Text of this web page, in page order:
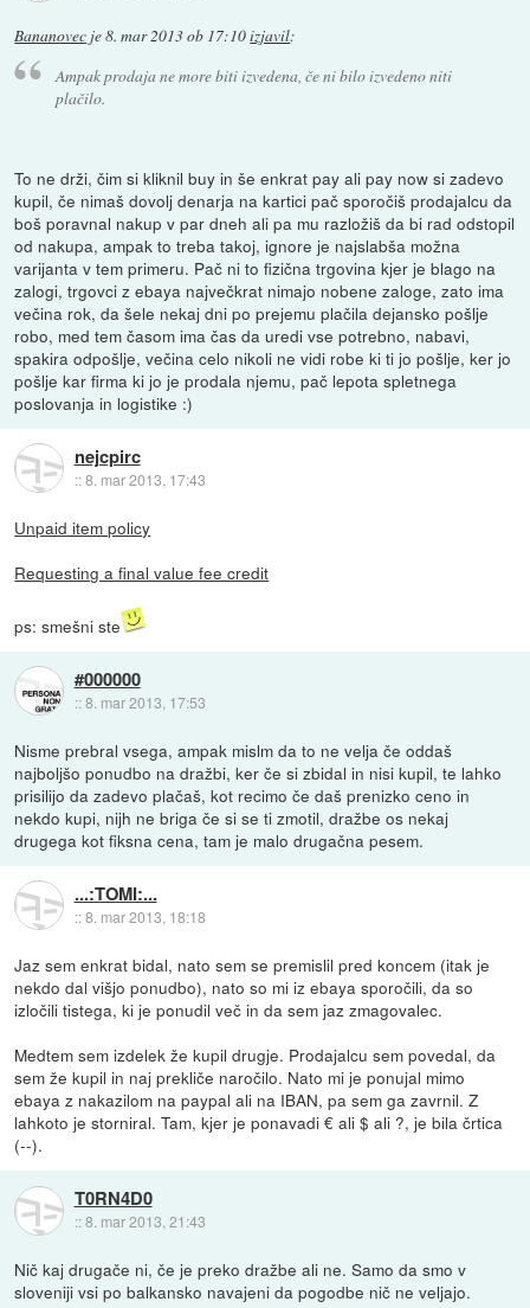
Bananovec je8. mar 2013 ob 17:10izjavil:
Ampak prodaja ne more biti izvedena, če ni bilo izvedeno niti
plačilo.
To ne drži, čim si kliknil buy in še enkrat pay ali pay now si zadevo
kupil, če nimaš dovolj denarja na kartici pač sporočiš prodajalcu da
boš poravnal nakup v par dneh ali pa mu razložiš da bi rad odstopil
od nakupa, ampak to treba takoj, ignore je najslabša možna
varijanta v tem primeru. Pač ni to fizična trgovina kjer je blago na
zalogi, trgovci z ebaya največkrat nimajo nobene zaloge, zato ima
večina rok, da šele nekaj dni po prejemu plačila dejansko pošlje
robo, med tem časom ima čas da uredi vse potrebno, nabavi,
spakira odpošlje, večina celo nikoli ne vidi robe ki ti jo pošlje, ker jo
pošlje kar firma ki jo je prodala njemu, pač lepota spletnega
poslovanja in logistike :)
nejcpirc
::8. mar 2013, 17:43
Unpaid item policy
Requesting a final value fee credit
ps: smešni ste
#000000
::8. mar 2013, 17:53
Nisme prebral vsega, ampak mislm da to ne velja če oddaš
najboljšo ponudbo na dražbi, ker če si zbidal in nisi kupil, te lahko
prisilijo da zadevo plačaš, kot recimo če daš prenizko ceno in
nekdo kupi, nijh ne briga če si se ti zmotil, dražbe os nekaj
drugega kot fiksna cena, tam je malo drugačna pesem.
...:TOMI:...
::8. mar 2013, 18:18
Jaz sem enkrat bidal, nato sem se premislil pred koncem (itak je
nekdo dal višjo ponudbo), nato so mi iz ebaya sporočili, da so
izločili tistega, ki je ponudil več in da sem jaz zmagovalec.
Medtem sem izdelek že kupil drugje. Prodajalcu sem povedal, da
sem že kupil in naj prekliče naročilo. Nato mi je ponujal mimo
ebaya z nakazilom na paypal ali na IBAN, pa sem ga zavrnil. Z
lahkoto je storniral. Tam, kjer je ponavadi € ali $ ali ?, je bila črtica
(--).
T0RN4D0
::8. mar 2013, 21:43
Nič kaj drugače ni, če je preko dražbe ali ne. Samo da smo v
sloveniji vsi po balkansko navajeni da pogodbe nič ne veljajo.